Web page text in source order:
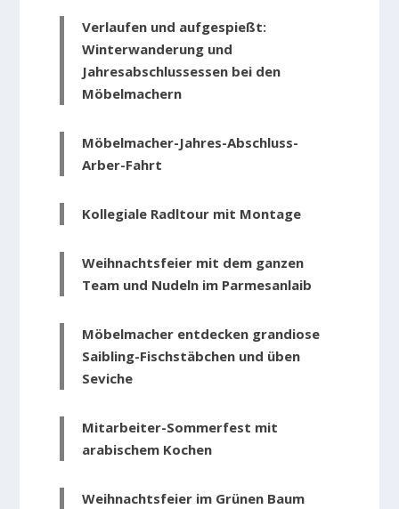
Verlaufen und aufgespießt:
Winterwanderung und
Jahresabschlussessen bei den
Möbelmachern
Möbelmacher-Jahres-Abschluss-
Arber-Fahrt
Kollegiale Radltour mit Montage
Weihnachtsfeier mit dem ganzen
Team und Nudeln im Parmesanlaib
Möbelmacher entdecken grandiose
Saibling-Fischstäbchen und üben
Seviche
Mitarbeiter-Sommerfest mit
arabischem Kochen
Weihnachtsfeier im Grünen Baum